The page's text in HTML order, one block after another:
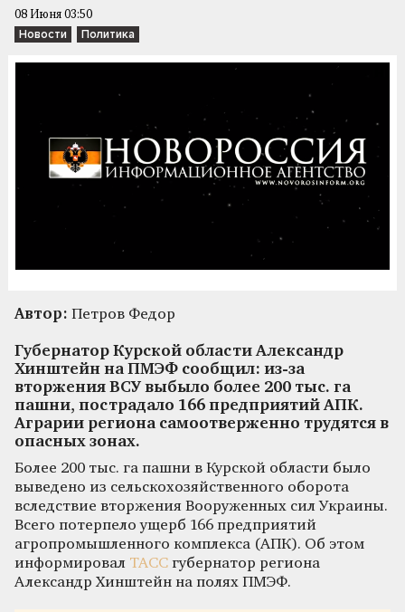
08 Июня 03:50
Новости Политика
Автор: Петров Федор
Губернатор Курской области Александр
Хинштейн на ПМЭФ сообщил: из-за
вторжения ВСУ выбыло более 200 тыс. га
пашни, пострадало 166 предприятий АПК.
Аграрии региона самоотверженно трудятся в
опасных зонах.
Более 200 тыс. га пашни в Курской области было
выведено из сельскохозяйственного оборота
вследствие вторжения Вооруженных сил Украины.
Всего потерпело ущерб 166 предприятий
агропромышленного комплекса (АПК). Об этом
информировал ТАСС губернатор региона
Александр Хинштейн на полях ПМЭФ.